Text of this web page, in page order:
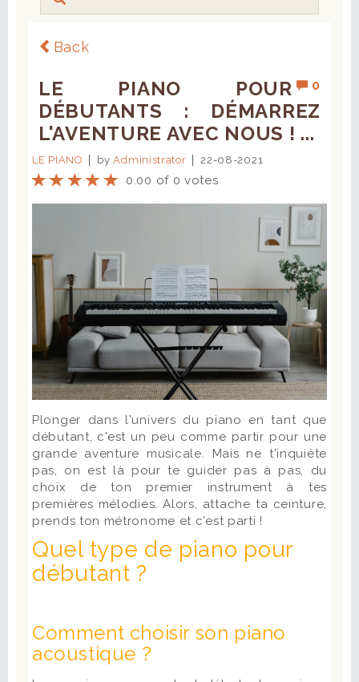
Back
0
LE PIANO POUR
DÉBUTANTS : DÉMARREZ
L'AVENTURE AVEC NOUS ! ...
LE PIANO byAdministrator 22-08-2021
0.00 of 0 votes
Plonger dans l'univers du piano en tant que
débutant, c'est un peu comme partir pour une
grande aventure musicale. Mais ne t'inquiète
pas, on est là pour te guider pas à pas, du
choix de ton premier instrument à tes
premières mélodies. Alors, attache ta ceinture,
prends ton métronome et c'est parti !
Quel type de piano pour
débutant ?
Comment choisir son piano
acoustique ?